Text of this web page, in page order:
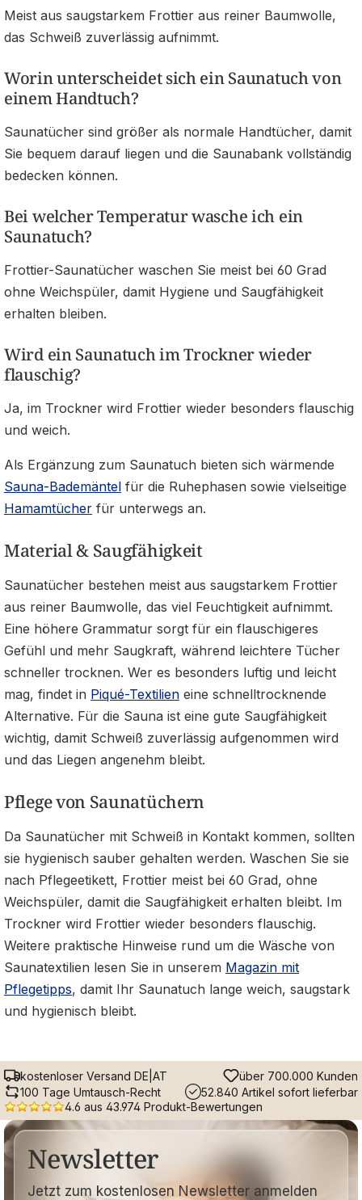
Meist aus saugstarkem Frottier aus reiner Baumwolle,
das Schweiß zuverlässig aufnimmt.
Worin unterscheidet sich ein Saunatuch von
einem Handtuch?
Saunatücher sind größer als normale Handtücher, damit
Sie bequem darauf liegen und die Saunabank vollständig
bedecken können.
Bei welcher Temperatur wasche ich ein
Saunatuch?
Frottier-Saunatücher waschen Sie meist bei 60 Grad
ohne Weichspüler, damit Hygiene und Saugfähigkeit
erhalten bleiben.
Wird ein Saunatuch im Trockner wieder
flauschig?
Ja, im Trockner wird Frottier wieder besonders flauschig
und weich.
Als Ergänzung zum Saunatuch bieten sich wärmende
Sauna-Bademäntel für die Ruhephasen sowie vielseitige
Hamamtücher für unterwegs an.
Material & Saugfähigkeit
Saunatücher bestehen meist aus saugstarkem Frottier
aus reiner Baumwolle, das viel Feuchtigkeit aufnimmt.
Eine höhere Grammatur sorgt für ein flauschigeres
Gefühl und mehr Saugkraft, während leichtere Tücher
schneller trocknen. Wer es besonders luftig und leicht
mag, findet in Piqué-Textilien eine schnelltrocknende
Alternative. Für die Sauna ist eine gute Saugfähigkeit
wichtig, damit Schweiß zuverlässig aufgenommen wird
und das Liegen angenehm bleibt.
Pflege von Saunatüchern
Da Saunatücher mit Schweiß in Kontakt kommen, sollten
sie hygienisch sauber gehalten werden. Waschen Sie sie
nach Pflegeetikett, Frottier meist bei 60 Grad, ohne
Weichspüler, damit die Saugfähigkeit erhalten bleibt. Im
Trockner wird Frottier wieder besonders flauschig.
Weitere praktische Hinweise rund um die Wäsche von
Saunatextilien lesen Sie in unserem Magazin mit
Pflegetipps, damit Ihr Saunatuch lange weich, saugstark
und hygienisch bleibt.
kostenloser Versand DE|AT
über 700.000 Kunden
100 Tage Umtausch-Recht
52.840 Artikel sofort lieferbar
4.6 aus 43.974 Produkt-Bewertungen
Newsletter
Jetzt zum kostenlosen Newsletter anmelden